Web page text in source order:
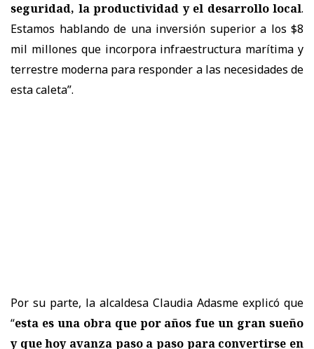
seguridad, la productividad y el desarrollo local.
Estamos hablando de una inversión superior a los $8
mil millones que incorpora infraestructura marítima y
terrestre moderna para responder a las necesidades de
esta caleta”.
Por su parte, la alcaldesa Claudia Adasme explicó que
“esta es una obra que por años fue un gran sueño
y que hoy avanza paso a paso para convertirse en